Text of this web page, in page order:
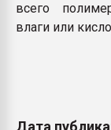
всего
влаги или
Дата